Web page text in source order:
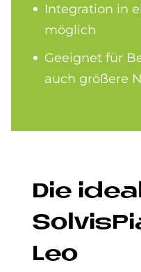
Integration in
möglich
Geeignet für
auch größere
Die
Leo